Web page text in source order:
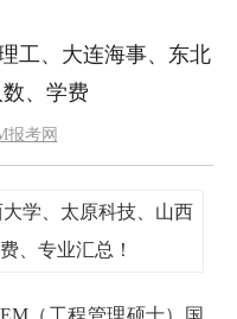
工、大连海事、东北
、学费
报考网
（工程管理硕士）国